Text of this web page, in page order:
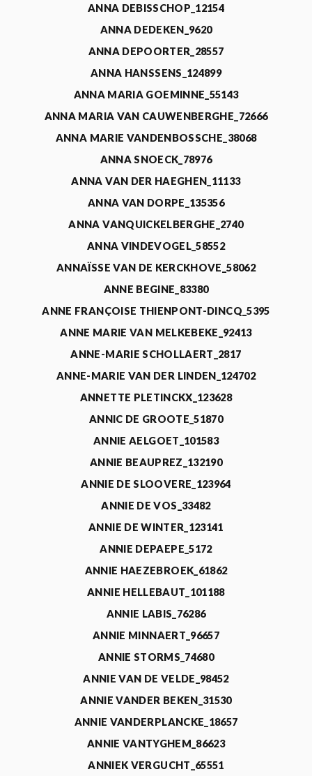
ANNA DEBISSCHOP_12154
ANNA DEDEKEN_9620
ANNA DEPOORTER_28557
ANNA HANSSENS_124899
ANNA MARIA GOEMINNE_55143
ANNA MARIA VAN CAUWENBERGHE_72666
ANNA MARIE VANDENBOSSCHE_38068
ANNA SNOECK_78976
ANNA VAN DER HAEGHEN_11133
ANNA VAN DORPE_135356
ANNA VANQUICKELBERGHE_2740
ANNA VINDEVOGEL_58552
ANNAÏSSE VAN DE KERCKHOVE_58062
ANNE BEGINE_83380
ANNE FRANÇOISE THIENPONT-DINCQ_5395
ANNE MARIE VAN MELKEBEKE_92413
ANNE-MARIE SCHOLLAERT_2817
ANNE-MARIE VAN DER LINDEN_124702
ANNETTE PLETINCKX_123628
ANNIC DE GROOTE_51870
ANNIE AELGOET_101583
ANNIE BEAUPREZ_132190
ANNIE DE SLOOVERE_123964
ANNIE DE VOS_33482
ANNIE DE WINTER_123141
ANNIE DEPAEPE_5172
ANNIE HAEZEBROEK_61862
ANNIE HELLEBAUT_101188
ANNIE LABIS_76286
ANNIE MINNAERT_96657
ANNIE STORMS_74680
ANNIE VAN DE VELDE_98452
ANNIE VANDER BEKEN_31530
ANNIE VANDERPLANCKE_18657
ANNIE VANTYGHEM_86623
ANNIEK VERGUCHT_65551